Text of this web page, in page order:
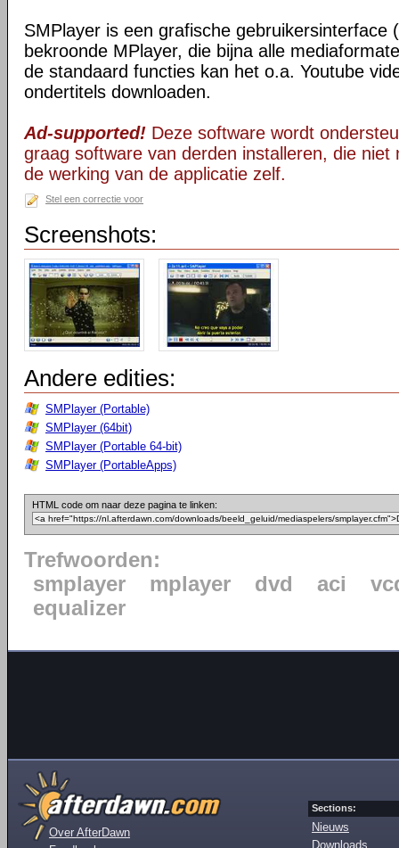
SMPlayer is een grafische gebruikersinterface
bekroonde MPlayer, die bijna alle
de standaard functies kan het o.a. Youtube
ondertitels downloaden.
Ad-supported! Deze software wordt
graag software van derden installeren, die niet
de werking van de applicatie zelf.
Stel een correctie voor
Screenshots:
Andere edities:
SMPlayer (Portable)
SMPlayer (64bit)
SMPlayer (Portable 64-bit)
SMPlayer (PortableApps)
HTML code om naar deze pagina te linken:
Trefwoorden:
smplayer
mplayer dvd aci
equalizer
Over AfterDawn
Sections:
Nieuws
Downloads